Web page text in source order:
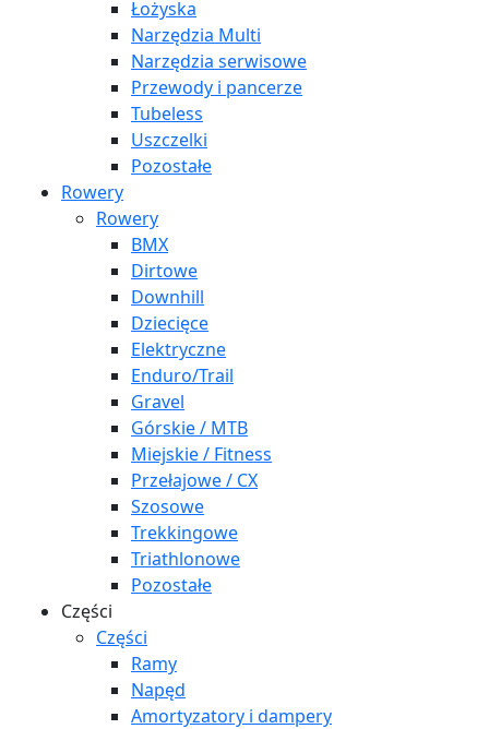
Łożyska
Narzędzia Multi
Narzędzia serwisowe
Przewody i pancerze
Tubeless
Uszczelki
Pozostałe
Rowery
Rowery
BMX
Dirtowe
Downhill
Dziecięce
Elektryczne
Enduro/Trail
Gravel
Górskie / MTB
Miejskie / Fitness
Przełajowe / CX
Szosowe
Trekkingowe
Triathlonowe
Pozostałe
Części
Części
Ramy
Napęd
Amortyzatory i dampery